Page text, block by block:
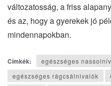
változatosság, a friss
és az, hogy a gyerekek jó
mindennapokban.
Címkék:
egészséges
egészséges rágcsálnivalók